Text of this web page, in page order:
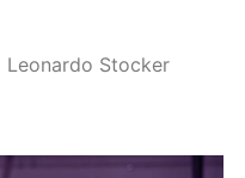
Leonardo Stocker